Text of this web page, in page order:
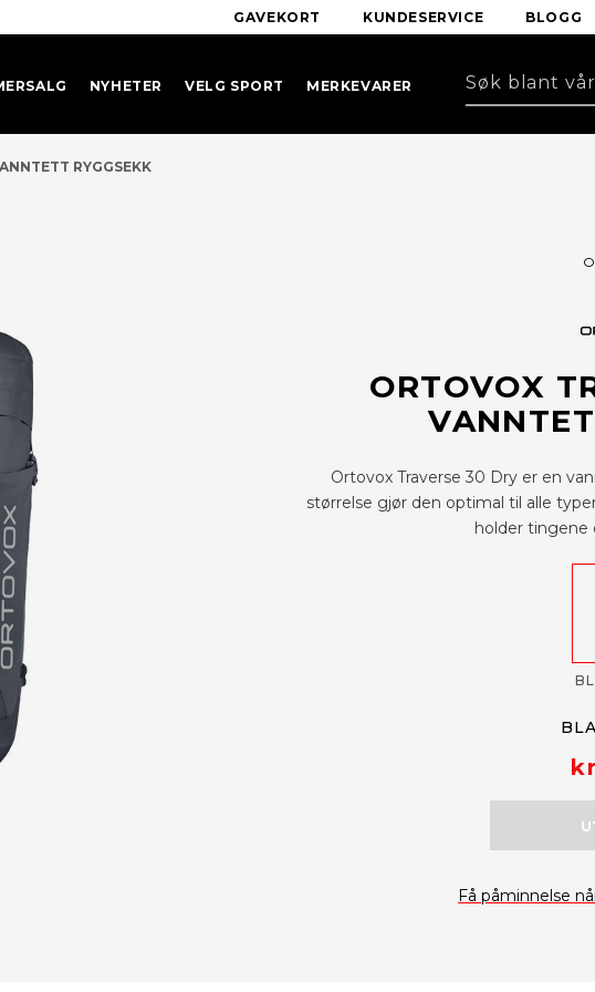
GAVEKORT KUNDESERVICE BLOGG
NYHETER VELG SPORT MERKEVARER
RYGGSEKK
ORTOVOX
Ortovox Traverse 30 Dry er en
størrelse gjør den optimal til alle
holder tingene
Få påminnelse